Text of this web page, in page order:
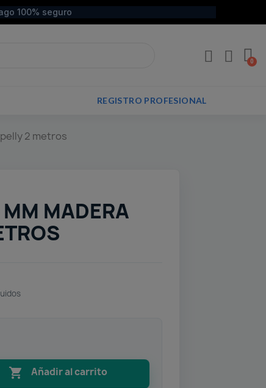
100% seguro
REGISTRO PROFESIONAL
2 metros
MADERA
 Añadir al carrito